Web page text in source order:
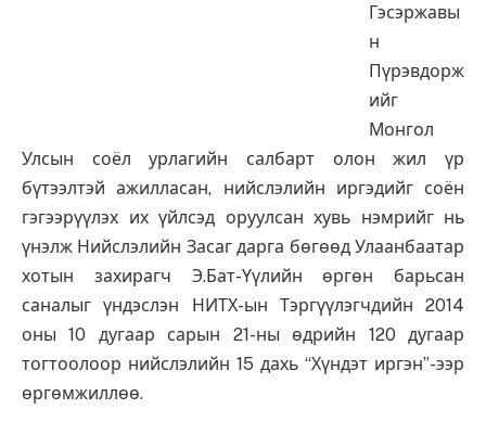
Гэсэржавы
н
Пүрэвдорж
ийг
Монгол
Улсын соёл урлагийн салбарт олон жил үр
бүтээлтэй ажилласан, нийслэлийн иргэдийг соён
гэгээрүүлэх их үйлсэд оруулсан хувь нэмрийг нь
үнэлж Нийслэлийн Засаг дарга бөгөөд Улаанбаатар
хотын захирагч Э.Бат-Үүлийн өргөн барьсан
саналыг үндэслэн НИТХ-ын Тэргүүлэгчдийн 2014
оны 10 дугаар сарын 21-ны өдрийн 120 дугаар
тогтоолоор нийслэлийн 15 дахь “Хүндэт иргэн”-ээр
өргөмжиллөө.